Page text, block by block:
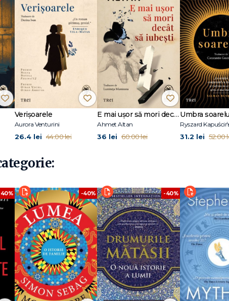
a reușit cel mai bine să-și transforme sentimentele profunde pentru
larg." The Sunday Times
să admirăm arta și s-o vedem de fiecare dată cu alți ochi." The Observer
a fost istoric al artei, director de muzeu și om de radio și televiziune
artei la Oxford. Serialul BBC Civilizația, din 1969, i-a adus un succes
da Vinci și stilul gotic. Civilizația este prima sa carte tradusă în seria Anansi.
Verișoarele
Aurora Venturini
26.4 lei 44.00 lei
E mai ușor să mori decât să iubești (seria Cvartetul Otoman, vol.3)
Ahmet Altan
36 lei 60.00 lei
Umbra
Ryszard
31.2 lei 52.00
-40% -40%